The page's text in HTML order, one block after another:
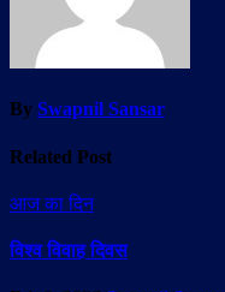
By Swapnil Sansar
Related Post
आज का दिन
विश्व विवाह दिवस